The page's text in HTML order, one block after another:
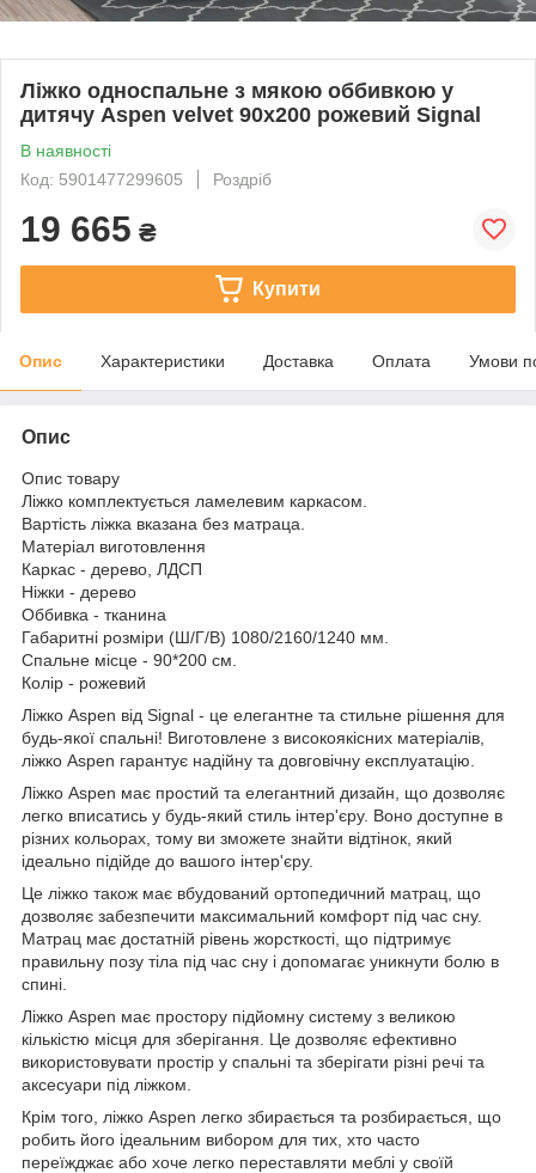
Ліжко односпальне з мякою оббивкою у
дитячу Aspen velvet 90x200 рожевий Signal
В наявності
Код: 5901477299605
Роздріб
19 665 ₴
Купити
Опис Характеристики Доставка Оплата Умови
Опис
Опис товару
Ліжко комплектується ламелевим каркасом.
Вартість ліжка вказана без матраца.
Матеріал виготовлення
Каркас - дерево, ЛДСП
Ніжки - дерево
Оббивка - тканина
Габаритні розміри (Ш/Г/В) 1080/2160/1240 мм.
Спальне місце - 90*200 см.
Колір - рожевий
Ліжко Aspen від Signal - це елегантне та стильне рішення для
будь-якої спальні! Виготовлене з високоякісних матеріалів,
ліжко Aspen гарантує надійну та довговічну експлуатацію.
Ліжко Aspen має простий та елегантний дизайн, що дозволяє
легко вписатись у будь-який стиль інтер'єру. Воно доступне в
різних кольорах, тому ви зможете знайти відтінок, який
ідеально підійде до вашого інтер'єру.
Це ліжко також має вбудований ортопедичний матрац, що
дозволяє забезпечити максимальний комфорт під час сну.
Матрац має достатній рівень жорсткості, що підтримує
правильну позу тіла під час сну і допомагає уникнути болю в
спині.
Ліжко Aspen має простору підйомну систему з великою
кількістю місця для зберігання. Це дозволяє ефективно
використовувати простір у спальні та зберігати різні речі та
аксесуари під ліжком.
Крім того, ліжко Aspen легко збирається та розбирається, що
робить його ідеальним вибором для тих, хто часто
переїжджає або хоче легко переставляти меблі у своїй